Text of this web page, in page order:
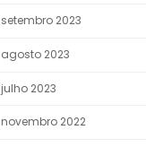
setembro 2023
agosto 2023
julho 2023
novembro 2022